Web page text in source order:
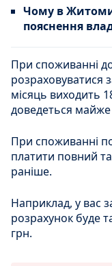
Чому в
пояснення
При споживанні
розраховуватися
місяць виходить
доведеться майже
При споживанні
платити повний
раніше.
Наприклад, у вас
розрахунок буде
грн.